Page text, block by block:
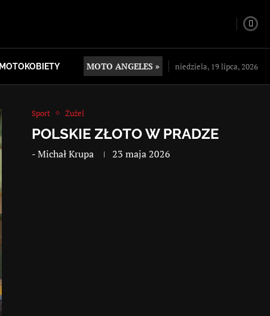
MOTOKOBIETY MOTO ANGELES » niedziela, 19 lipca, 2026
Sport Żużel
POLSKIE ZŁOTO W PRADZE
-Michał Krupa 23 maja 2026